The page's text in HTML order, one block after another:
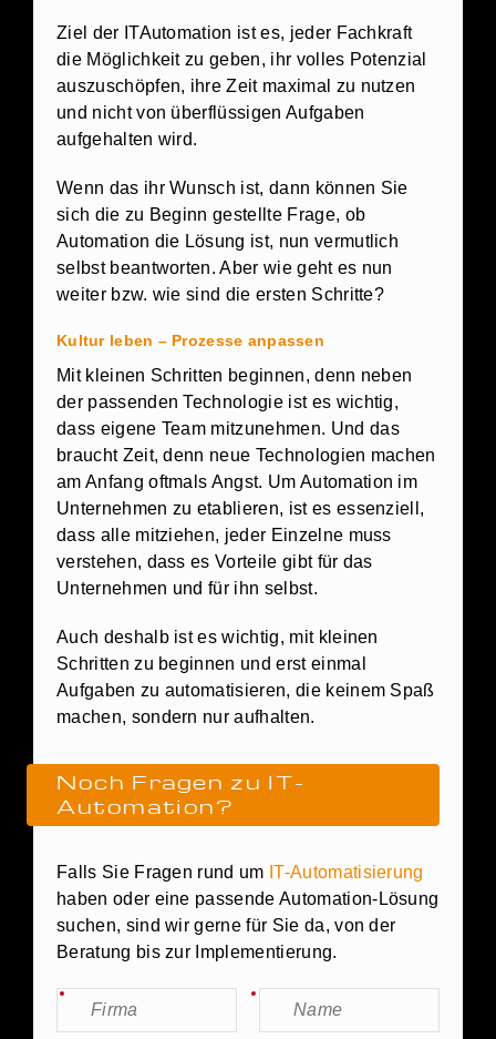
Ziel der ITAutomation ist es, jeder Fachkraft
die Möglichkeit zu geben, ihr volles Potenzial
auszuschöpfen, ihre Zeit maximal zu nutzen
und nicht von überflüssigen Aufgaben
aufgehalten wird.
Wenn das ihr Wunsch ist, dann können Sie
sich die zu Beginn gestellte Frage, ob
Automation die Lösung ist, nun vermutlich
selbst beantworten. Aber wie geht es nun
weiter bzw. wie sind die ersten Schritte?
Kultur leben – Prozesse anpassen
Mit kleinen Schritten beginnen, denn neben
der passenden Technologie ist es wichtig,
dass eigene Team mitzunehmen. Und das
braucht Zeit, denn neue Technologien machen
am Anfang oftmals Angst. Um Automation im
Unternehmen zu etablieren, ist es essenziell,
dass alle mitziehen, jeder Einzelne muss
verstehen, dass es Vorteile gibt für das
Unternehmen und für ihn selbst.
Auch deshalb ist es wichtig, mit kleinen
Schritten zu beginnen und erst einmal
Aufgaben zu automatisieren, die keinem Spaß
machen, sondern nur aufhalten.
Noch Fragen zu IT-
Automation?
Falls Sie Fragen rund um IT-Automatisierung
haben oder eine passende Automation-Lösung
suchen, sind wir gerne für Sie da, von der
Beratung bis zur Implementierung.